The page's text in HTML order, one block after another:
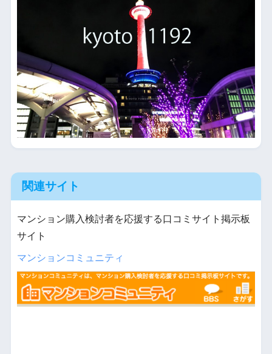
関連サイト
マンション購入検討者を応援する口コミサイト掲示板
サイト
マンションコミュニティ